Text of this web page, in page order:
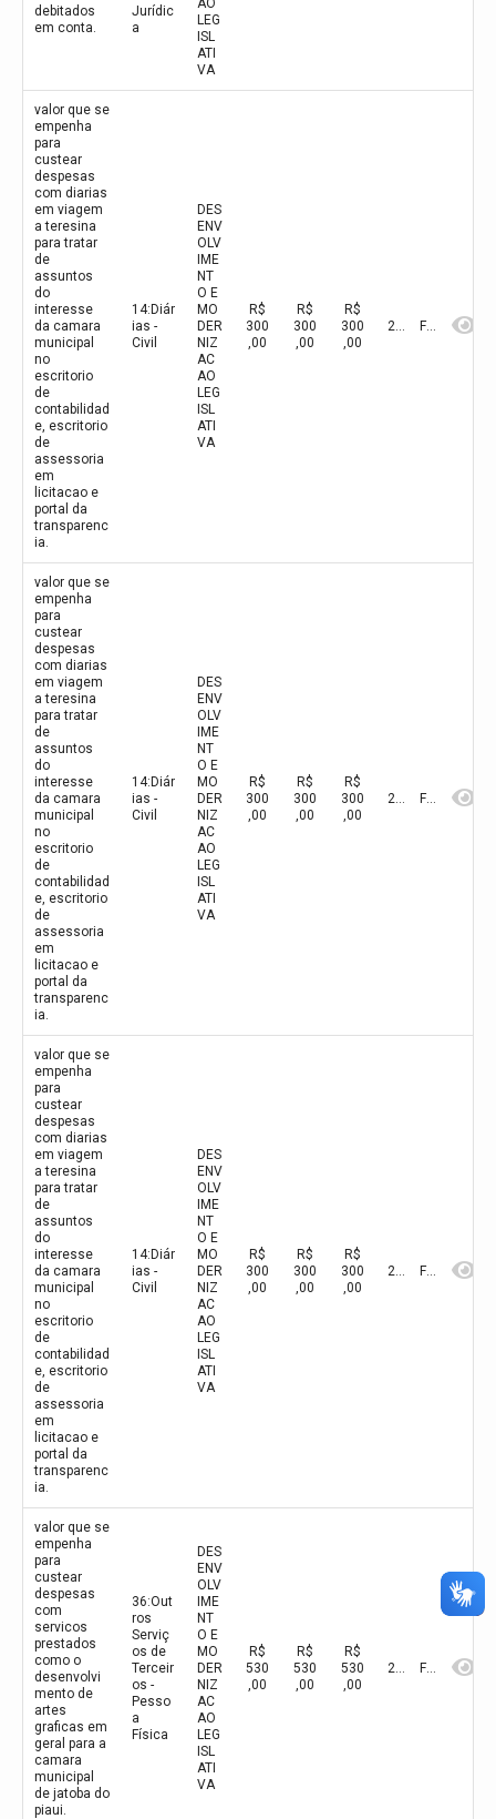
debitados
em conta.
Jurídic
a
AO
LEG
ISL
ATI
VA
valor que se
empenha
para
custear
despesas
com diarias
em viagem
a teresina
para tratar
de
assuntos
do
interesse
da camara
municipal
no
escritorio
de
contabilidad
e, escritorio
de
assessoria
em
licitacao e
portal da
transparenc
ia.
14:Diár
ias -
Civil
DES
ENV
OLV
IME
NT
O E
MO
DER
NIZ
AC
AO
LEG
ISL
ATI
VA
R$
300
,00
R$
300
,00
R$
300
,00
2026 Fevereiro
valor que se
empenha
para
custear
despesas
com diarias
em viagem
a teresina
para tratar
de
assuntos
do
interesse
da camara
municipal
no
escritorio
de
contabilidad
e, escritorio
de
assessoria
em
licitacao e
portal da
transparenc
ia.
14:Diár
ias -
Civil
DES
ENV
OLV
IME
NT
O E
MO
DER
NIZ
AC
AO
LEG
ISL
ATI
VA
R$
300
,00
R$
300
,00
R$
300
,00
2026 Fevereiro
valor que se
empenha
para
custear
despesas
com diarias
em viagem
a teresina
para tratar
de
assuntos
do
interesse
da camara
municipal
no
escritorio
de
contabilidad
e, escritorio
de
assessoria
em
licitacao e
portal da
transparenc
ia.
14:Diár
ias -
Civil
DES
ENV
OLV
IME
NT
O E
MO
DER
NIZ
AC
AO
LEG
ISL
ATI
VA
R$
300
,00
R$
300
,00
R$
300
,00
2026 Fevereiro
valor que se
empenha
para
custear
despesas
com
servicos
prestados
como o
desenvolvi
mento de
artes
graficas em
geral para a
camara
municipal
de jatoba do
piaui.
36:Out
ros
Serviç
os de
Terceir
os -
Pesso
a
Física
DES
ENV
OLV
IME
NT
O E
MO
DER
NIZ
AC
AO
LEG
ISL
ATI
VA
R$
530
,00
R$
530
,00
R$
530
,00
2026 Fevereiro